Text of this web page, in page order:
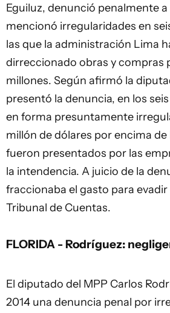
Eguiluz, denunció penalmente a
mencionó irregularidades en
las que la administración Lima
dirreccionado obras y compras
millones. Según afirmó la
presentó la denuncia, en los
en forma presuntamente
millón de dólares por encima
fueron presentados por las
la intendencia. A juicio de la
fraccionaba el gasto para
Tribunal de Cuentas.
FLORIDA - Rodríguez:
El diputado del MPP Carlos
2014 una denuncia penal por